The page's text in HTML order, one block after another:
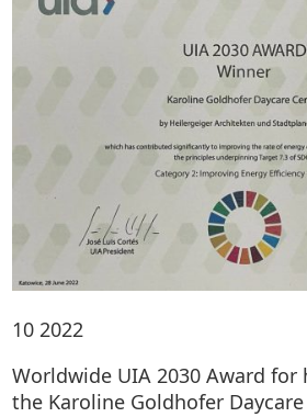
10 2022
Worldwide UIA 2030 Award for
the Karoline Goldhofer